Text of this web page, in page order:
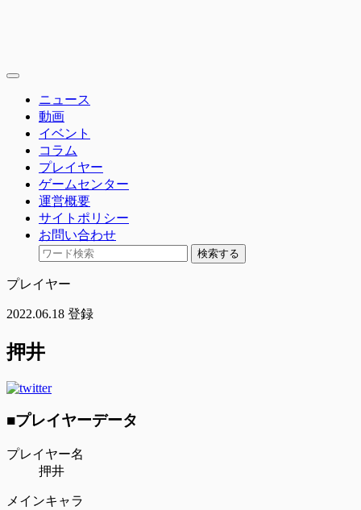
toggle
ニュース
動画
イベント
コラム
プレイヤー
ゲームセンター
運営概要
サイトポリシー
お問い合わせ
検索する
プレイヤー
2022.06.18 登録
押井
■プレイヤーデータ
プレイヤー名
押井
メインキャラ